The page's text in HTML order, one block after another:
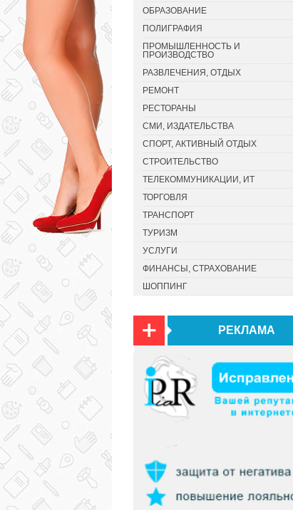
ОБРАЗОВАНИЕ
ПОЛИГРАФИЯ
ПРОМЫШЛЕННОСТЬ И
ПРОИЗВОДСТВО
РАЗВЛЕЧЕНИЯ, ОТДЫХ
РЕМОНТ
РЕСТОРАНЫ
СМИ, ИЗДАТЕЛЬСТВА
СПОРТ, АКТИВНЫЙ ОТДЫХ
СТРОИТЕЛЬСТВО
ТЕЛЕКОММУНИКАЦИИ, ИТ
ТОРГОВЛЯ
ТРАНСПОРТ
ТУРИЗМ
УСЛУГИ
ФИНАНСЫ, СТРАХОВАНИЕ
ШОППИНГ
РЕКЛАМА